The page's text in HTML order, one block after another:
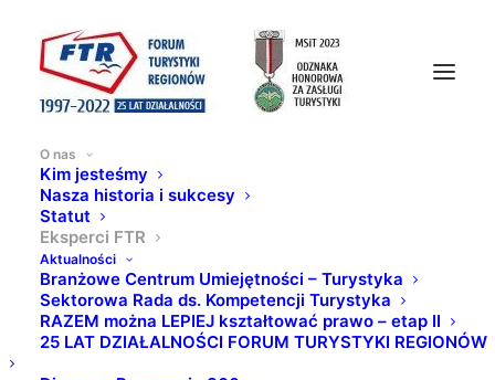
O nas
Kim jesteśmy
Nasza historia i sukcesy
Statut
Eksperci FTR
Aktualności
Branżowe Centrum Umiejętności – Turystyka
Sektorowa Rada ds. Kompetencji Turystyka
RAZEM można LEPIEJ kształtować prawo – etap II
25 LAT DZIAŁALNOŚCI FORUM TURYSTYKI REGIONÓW
EKSPERCI FORUM
TURYSTYKI REGIONÓW